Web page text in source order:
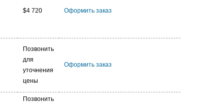
$4 720 Оформить заказ
Позвонить
для
уточнения
цены
Оформить заказ
Позвонить